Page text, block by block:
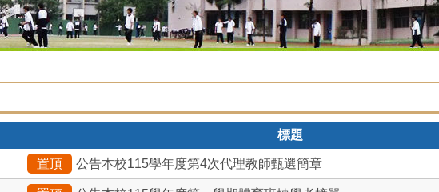
標題
置頂 公告本校115學年度第4次代理教師甄選簡章